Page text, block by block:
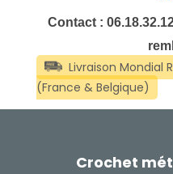
Contact :
Crochet